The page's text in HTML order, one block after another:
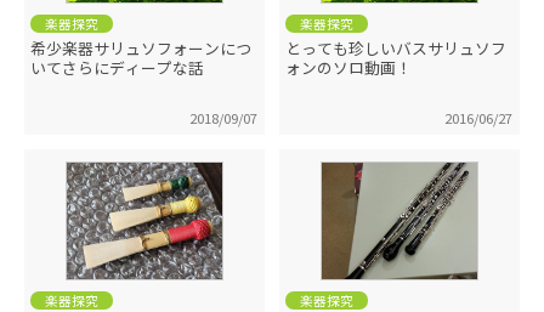
楽器探究
希少楽器サリュソフォーンにつ
いてさらにディープな話
2018/09/07
楽器探究
とっても珍しいバスサリュソフ
ォンのソロ動画！
2016/06/27
楽器探究 楽器探究